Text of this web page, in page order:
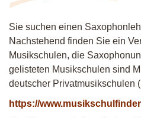
Sie suchen einen
Nachstehend finden Sie ein
Musikschulen, die
gelisteten Musikschulen sind
deutscher Privatmusikschulen
https://